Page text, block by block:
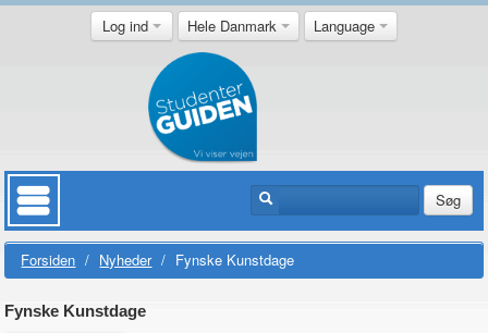
Log ind Hele Danmark Language
Søg
Forsiden / Nyheder / Fynske Kunstdage
Fynske Kunstdage